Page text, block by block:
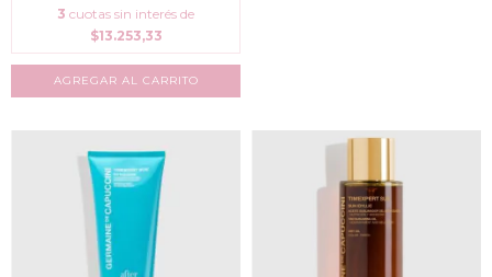
3 cuotas sin interés de
$13.253,33